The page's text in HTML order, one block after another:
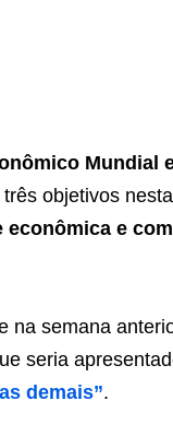
Mundial
objetivos
e
na semana
seria
demais”.